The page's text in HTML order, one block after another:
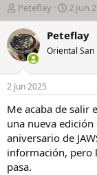
I
n
i
c
i
a
o
r
e
l
h
i
Peteflay
F
e
c
a
i
n
i
c
i
o
2 Jun
Peteflay
Oriental San
2 Jun 2025
Me acaba de salir
una nueva
aniversario de
información, pero
pasa.